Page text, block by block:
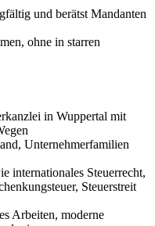
und berätst Mandanten
ohne in starren
in Wuppertal mit
Unternehmerfamilien
internationales Steuerrecht,
Steuerstreit
Arbeiten, moderne